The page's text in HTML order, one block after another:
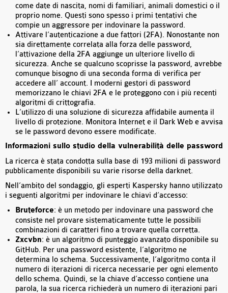
come date di nascita, nomi di familiari, animali domestici o il
proprio nome. Questi sono spesso i primi tentativi che
compie un aggressore per indovinare la password.
Attivare l’autenticazione a due fattori (2FA). Nonostante non
sia direttamente correlata alla forza delle password,
l’attivazione della 2FA aggiunge un ulteriore livello di
sicurezza. Anche se qualcuno scoprisse la password, avrebbe
comunque bisogno di una seconda forma di verifica per
accedere all’ account. I moderni gestori di password
memorizzano le chiavi 2FA e le proteggono con i più recenti
algoritmi di crittografia.
L’utilizzo di una soluzione di sicurezza affidabile aumenta il
livello di protezione. Monitora Internet e il Dark Web e avvisa
se le password devono essere modificate.
Informazioni sullo studio della vulnerabilità delle password
La ricerca è stata condotta sulla base di 193 milioni di password
pubblicamente disponibili su varie risorse della darknet.
Nell’ambito del sondaggio, gli esperti Kaspersky hanno utilizzato
i seguenti algoritmi per indovinare le chiavi d’accesso:
Bruteforce: è un metodo per indovinare una password che
consiste nel provare sistematicamente tutte le possibili
combinazioni di caratteri fino a trovare quella corretta.
Zxcvbn: è un algoritmo di punteggio avanzato disponibile su
GitHub. Per una password esistente, l’algoritmo ne
determina lo schema. Successivamente, l’algoritmo conta il
numero di iterazioni di ricerca necessarie per ogni elemento
dello schema. Quindi, se la chiave d’accesso contiene una
parola, la sua ricerca richiederà un numero di iterazioni pari